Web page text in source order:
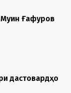
Муин Ғафуров
дастовардҳо